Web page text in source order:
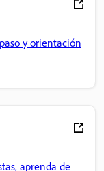
y orientación
aprenda de